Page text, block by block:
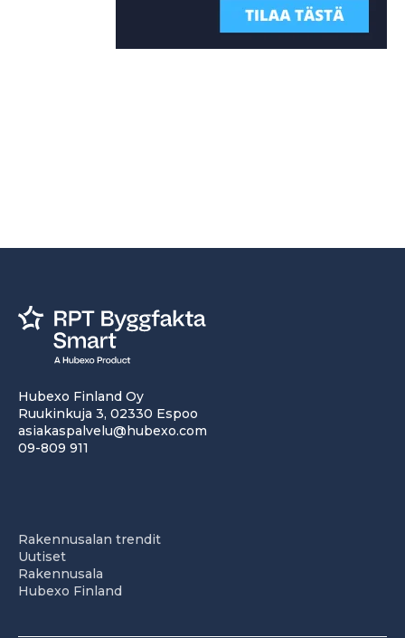
Hubexo Finland Oy
Ruukinkuja 3, 02330 Espoo
asiakaspalvelu@hubexo.com
09-809 911
Rakennusalan trendit
Uutiset
Rakennusala
Hubexo Finland